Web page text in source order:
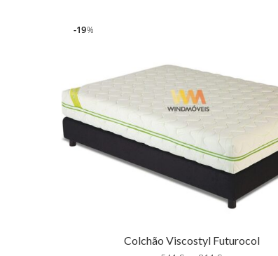
%
19
Colchão Viscostyl Futurocol